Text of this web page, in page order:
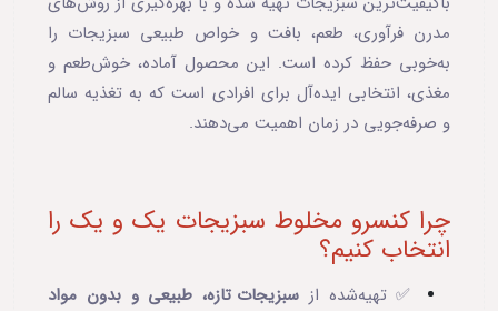
مدرن فرآوری، طعم، بافت و خواص طبیعی سبزیجات را
به‌خوبی حفظ کرده است. این محصول آماده، خوش‌طعم و
مغذی، انتخابی ایده‌آل برای افرادی است که به تغذیه سالم
و صرفه‌جویی در زمان اهمیت می‌دهند.
چرا کنسرو مخلوط سبزیجات یک و یک را
انتخاب کنیم؟
✅ تهیه‌شده از سبزیجات تازه، طبیعی و بدون مواد